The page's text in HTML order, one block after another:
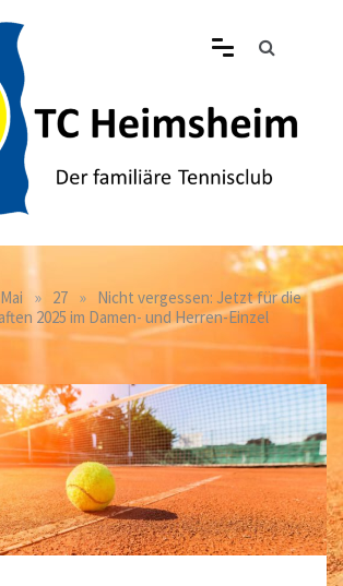
Heimsheim
Mai » 27 » Nicht vergessen: Jetzt für die
2025 im Damen- und Herren-Einzel